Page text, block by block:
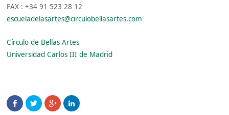
FAX : +34 91 523 28 12
escueladelasartes@circulobellasartes.com
Círculo de Bellas Artes
Universidad Carlos III de Madrid